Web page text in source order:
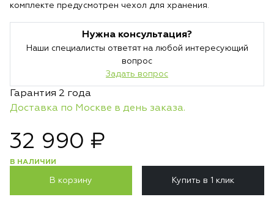
комплекте предусмотрен чехол для хранения.
Нужна консультация?
Наши специалисты ответят на любой интересующий
вопрос
Задать вопрос
Гарантия 2 года
Доставка по Москве в день заказа.
32 990 ₽
В НАЛИЧИИ
В корзину Купить в 1 клик